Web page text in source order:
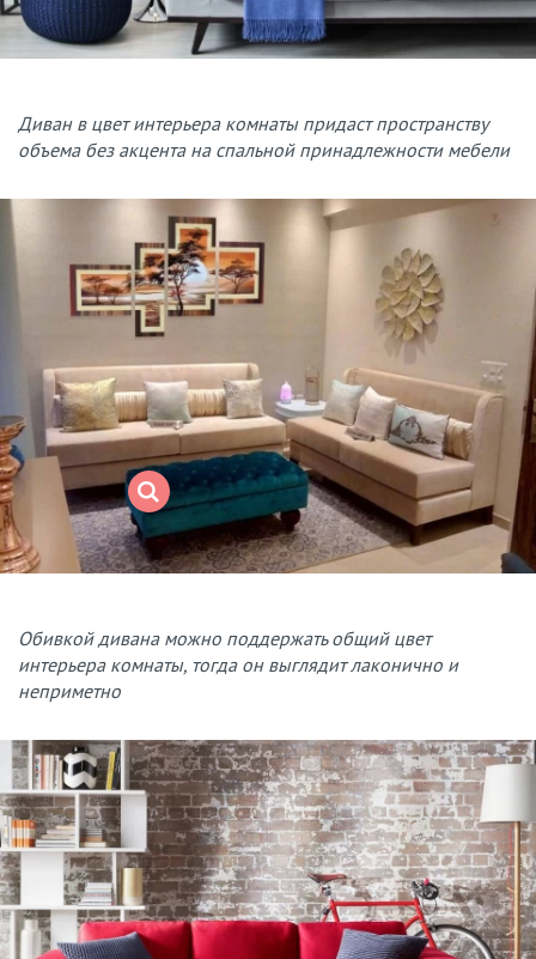
Диван в цвет интерьера комнаты придаст пространству
объема без акцента на спальной принадлежности мебели
Обивкой дивана можно поддержать общий цвет
интерьера комнаты, тогда он выглядит лаконично и
неприметно